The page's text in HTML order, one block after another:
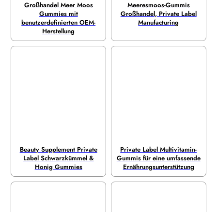
Großhandel Meer Moos
Gummies mit
benutzerdefinierten OEM-
Herstellung
Meeresmoos-Gummis
Großhandel, Private Label
Manufacturing
Beauty Supplement Private
Label Schwarzkümmel &
Honig Gummies
Private Label Multivitamin-
Gummis für eine umfassende
Ernährungsunterstützung